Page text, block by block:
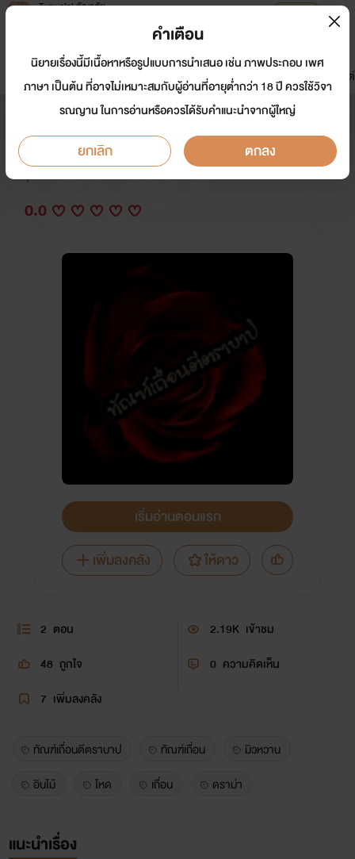
Tunwalai ธัญวลัย
หน้าแรก นิยาย อีบุ๊ก การ์ตูน
มาใหม่
ดรีมแชท ธัญลิสต์
ทัณฑ์เถื่อนตีตราบาป
นักเขียน: ฌรัณธภัค
Y
0.0
เริ่มอ่านตอนแรก
เพิ่มลงคลัง
ให้ดาว
2 ตอน 2.19K เข้าชม
48 ถูกใจ 0 ความคิดเห็น
7 เพิ่มลงคลัง
ทัณฑ์เถื่อนตีตราบาป ทัณฑ์เถื่อน
มิวหวาน
อินไม้
โหด เถื่อน ดราม่า
แนะนำเรื่อง
คำเตือน
นิยายเรื่องนี้มีเนื้อหาหรือรูปแบบการนำเสนอ เช่น ภาพประกอบ เพศ
ภาษา เป็นต้น ที่อาจไม่เหมาะสมกับผู้อ่านที่อายุต่ำกว่า 18 ปี ควรใช้วิจา
รณญาน ในการอ่านหรือควรได้รับคำแนะนำจากผู้ใหญ่
ยกเลิก ตกลง